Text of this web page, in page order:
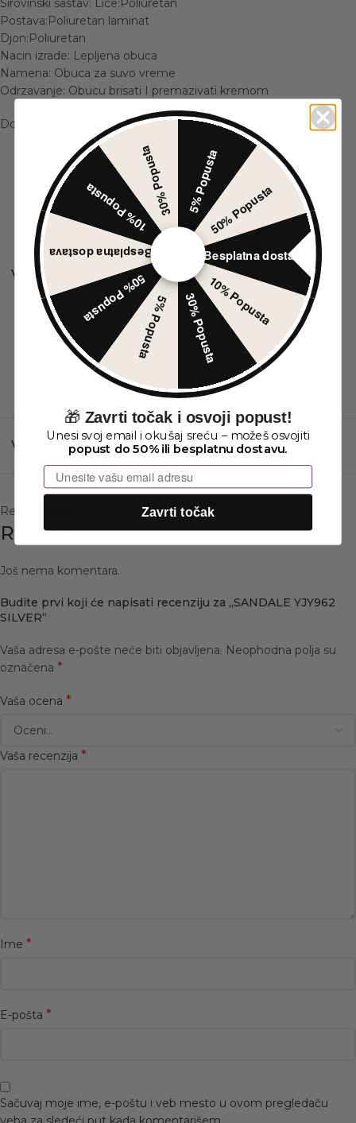
Sirovinski sastav: Lice:Poliuretan
Postava:Poliuretan laminat
Djon:Poliuretan
Nacin izrade: Lepljena obuca
Namena: Obuca za suvo vreme
Odrzavanje: Obucu brisati I premazivati kremom
Dodatne informacije
VELIČINA
36
37
,
,
,
41
VISINA ŠTIKLE 11.5 cm
Recenzije (0)
Recenzije
Još nema komentara.
Budite prvi koji će napisati recenziju za „SANDALE YJY962
SILVER“
Vaša adresa e-pošte neće biti objavljena. Neophodna polja su
označena *
Vaša ocena *
Vaša recenzija *
Ime *
E-pošta *
Sačuvaj moje ime, e-poštu i veb mesto u ovom pregledaču
5% Popusta50% Popusta
Besplatna dostava
10% Popusta
30% Popusta
5% Popusta
50% Popusta
Besplatna dostava
10% Popusta30% Popusta
🎁 Zavrti točak i osvoji popust!
Unesi svoj email i okušaj sreću – možeš osvojiti
popust do 50% ili besplatnu dostavu.
Email
Zavrti točak